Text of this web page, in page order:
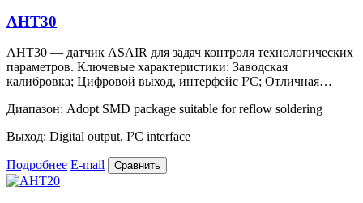
AHT30
AHT30 — датчик ASAIR для задач контроля технологических
параметров. Ключевые характеристики: Заводская
калибровка; Цифровой выход, интерфейс I²C; Отличная…
Диапазон: Adopt SMD package suitable for reflow soldering
Выход: Digital output, I²C interface
Подробнее E-mail Сравнить